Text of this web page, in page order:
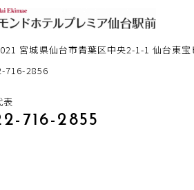
宮城県仙台市青葉区中央2-1-1 仙台東宝
716-2856
表
716-2855